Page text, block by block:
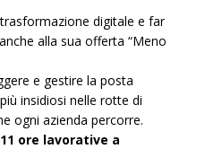
digitale e far
alla sua offerta “Meno
e gestire la posta
insidiosi nelle rotte di
ogni azienda percorre.
ore lavorative a